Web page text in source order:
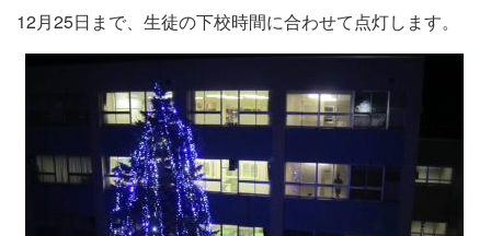
12月25日まで、生徒の下校時間に合わせて点灯します。